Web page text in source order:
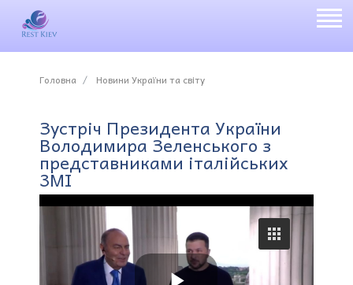
Головна Новини України та світу
Зустріч Президента України
Володимира Зеленського з
представниками італійських
3MI